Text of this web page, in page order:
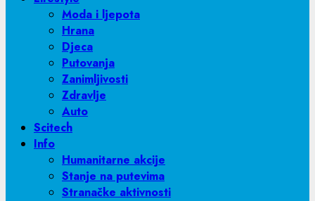
Moda i ljepota
Hrana
Djeca
Putovanja
Zanimljivosti
Zdravlje
Auto
Scitech
Info
Humanitarne akcije
Stanje na putevima
Stranačke aktivnosti